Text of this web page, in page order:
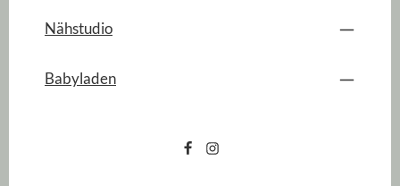
Nähstudio
Babyladen